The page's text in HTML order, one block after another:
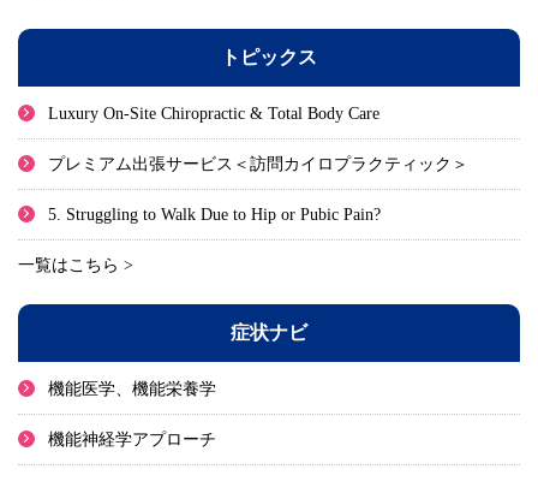
トピックス
Luxury On-Site Chiropractic & Total Body Care
プレミアム出張サービス＜訪問カイロプラクティック＞
5. Struggling to Walk Due to Hip or Pubic Pain?
一覧はこちら >
症状ナビ
機能医学、機能栄養学
機能神経学アプローチ